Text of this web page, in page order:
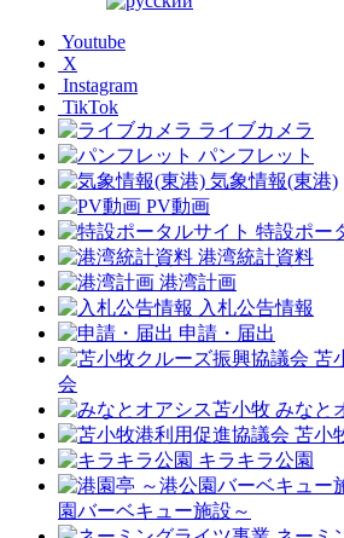
Youtube
X
Instagram
TikTok
ライブカメラ
パンフレット
気象情報(東港)
PV動画
特設ポー
港湾統計資料
港湾計画
入札公告情報
申請・届出
苫
会
みなと
苫小
キラキラ公園
園バーベキュー施設～